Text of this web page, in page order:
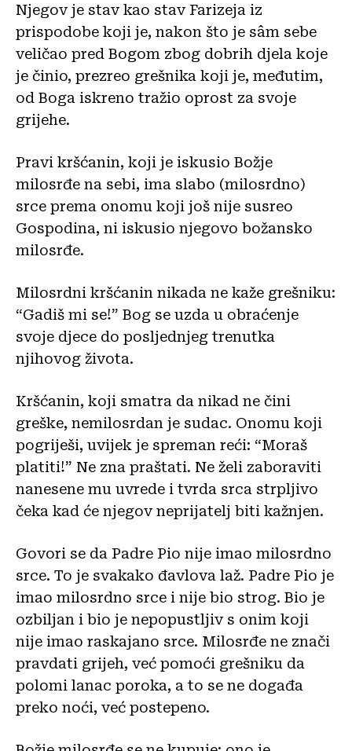
Njegov je stav kao stav Farizeja iz
prispodobe koji je, nakon što je sâm sebe
veličao pred Bogom zbog dobrih djela koje
je činio, prezreo grešnika koji je, međutim,
od Boga iskreno tražio oprost za svoje
grijehe.
Pravi kršćanin, koji je iskusio Božje
milosrđe na sebi, ima slabo (milosrdno)
srce prema onomu koji još nije susreo
Gospodina, ni iskusio njegovo božansko
milosrđe.
Milosrdni kršćanin nikada ne kaže grešniku:
“Gadiš mi se!” Bog se uzda u obraćenje
svoje djece do posljednjeg trenutka
njihovog života.
Kršćanin, koji smatra da nikad ne čini
greške, nemilosrdan je sudac. Onomu koji
pogriješi, uvijek je spreman reći: “Moraš
platiti!” Ne zna praštati. Ne želi zaboraviti
nanesene mu uvrede i tvrda srca strpljivo
čeka kad će njegov neprijatelj biti kažnjen.
Govori se da Padre Pio nije imao milosrdno
srce. To je svakako đavlova laž. Padre Pio je
imao milosrdno srce i nije bio strog. Bio je
ozbiljan i bio je nepopustljiv s onim koji
nije imao raskajano srce. Milosrđe ne znači
pravdati grijeh, već pomoći grešniku da
polomi lanac poroka, a to se ne događa
preko noći, već postepeno.